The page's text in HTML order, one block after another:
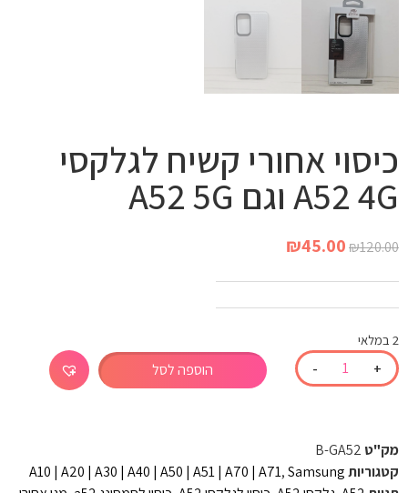
כיסוי אחורי קשיח לגלקסי
A52 4G וגם A52 5G
₪120.00
₪45.00
2 במלאי
+
- הוספה לסל
מק"ט B-GA52
קטגוריות
A10 | A20 | A30 | A40 | A50 | A51 | A70 | A71,Samsung